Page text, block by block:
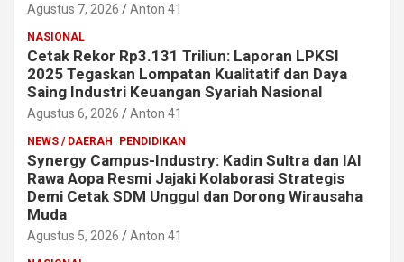
Agustus 7, 2026 Anton 41
NASIONAL
Cetak Rekor Rp3.131 Triliun: Laporan LPKSI
2025 Tegaskan Lompatan Kualitatif dan Daya
Saing Industri Keuangan Syariah Nasional
Agustus 6, 2026 Anton 41
NEWS / DAERAH PENDIDIKAN
Synergy Campus-Industry: Kadin Sultra dan IAI
Rawa Aopa Resmi Jajaki Kolaborasi Strategis
Demi Cetak SDM Unggul dan Dorong Wirausaha
Muda
Agustus 5, 2026 Anton 41